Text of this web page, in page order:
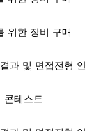
위한 장비 구매
과 및 면접전형 안
콘테스트